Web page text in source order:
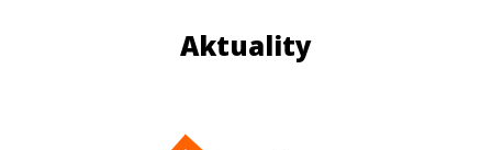
Aktuality